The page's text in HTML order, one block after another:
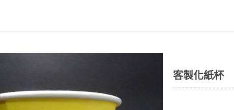
客製化紙杯